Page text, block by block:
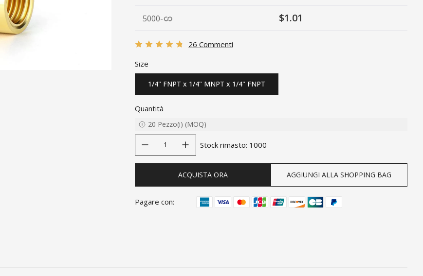
5000- $1.01
26 Commenti
Size
1/4" FNPT x 1/4" MNPT x 1/4" FNPT
Quantità
20 Pezzo(i) (MOQ)
Stock rimasto: 1000
ACQUISTA ORA AGGIUNGI ALLA SHOPPING BAG
Pagare con: